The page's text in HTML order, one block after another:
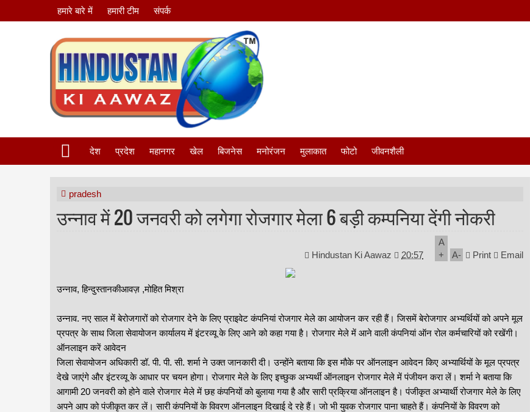
हमारे बारे में हमारी टीम संपर्क
देश प्रदेश महानगर खेल बिजनेस मनोरंजन मुलाकात फोटो जीवनशैली
pradesh
उन्नाव में 20 जनवरी को लगेगा रोजगार मेला 6 बड़ी कम्पनिया देंगी नोकरी
Hindustan Ki Aawaz 20:57
A
+
A- Print Email
उन्नाव, हिन्दुस्तानकीआवज़ ,मोहित मिश्रा
उन्नाव. नए साल में बेरोजगारों को रोजगार देने के लिए प्राइवेट कंपनियां रोजगार मेले का आयोजन कर रही हैं। जिसमें बेरोजगार अभ्यर्थियों को अपने मूल
प्रपत्र के साथ जिला सेवायोजन कार्यालय में इंटरव्यू के लिए आने को कहा गया है। रोजगार मेले में आने वाली कंपनियां ऑन रोल कर्मचारियों को रखेंगी।
ऑनलाइन करें आवेदन
जिला सेवायोजन अधिकारी डॉ. पी. पी. सी. शर्मा ने उक्त जानकारी दी। उन्होंने बताया कि इस मौके पर ऑनलाइन आवेदन किए अभ्यार्थियों के मूल प्रपत्र
देखे जाएंगे और इंटरव्यू के आधार पर चयन होगा। रोजगार मेले के लिए इच्छुक अभ्यर्थी ऑनलाइन रोजगार मेले में पंजीयन करा लें। शर्मा ने बताया कि
आगामी 20 जनवरी को होने वाले रोजगार मेले में छह कंपनियों को बुलाया गया है और सारी प्रक्रिया ऑनलाइन है। पंजीकृत अभ्यार्थी रोजगार मेले के लिए
अपने आप को पंजीकृत कर लें। सारी कंपनियों के विवरण ऑनलाइन दिखाई दे रहे हैं। जो भी युवक रोजगार पाना चाहते हैं। कंपनियों के विवरण को